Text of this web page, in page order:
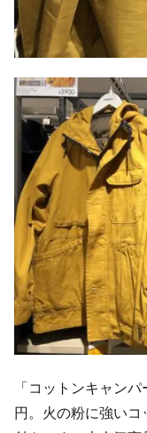
「コットンキャン
円。火の粉に強い